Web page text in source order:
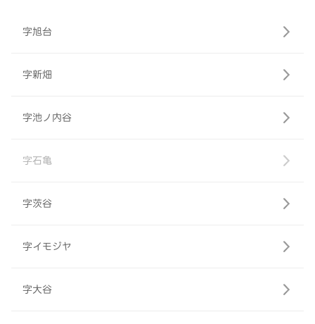
字旭台
字新畑
字池ノ内谷
字石亀
字茨谷
字イモジヤ
字大谷